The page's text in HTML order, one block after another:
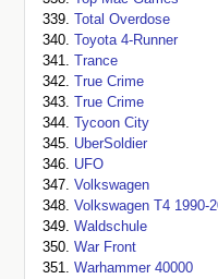
Total Overdose
Toyota 4-Runner
Trance
True Crime
True Crime
Tycoon City
UberSoldier
UFO
Volkswagen
Volkswagen T4 1990-
Waldschule
War Front
Warhammer 40000